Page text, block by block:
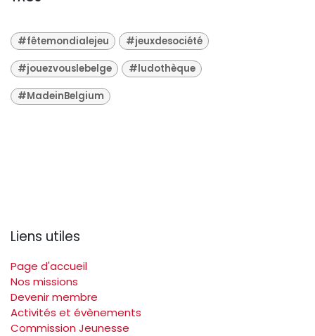
#fêtemondialejeu #jeuxdesociété
#jouezvouslebelge #ludothèque
#MadeinBelgium
Liens utiles
Page d'accueil
Nos missions
Devenir membre
Activités et évènements
Commission Jeunesse